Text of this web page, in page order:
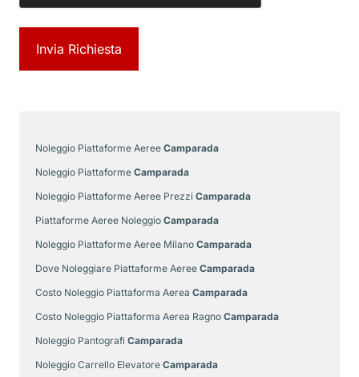
Noleggio Piattaforme Aeree Camparada
Noleggio Piattaforme Camparada
Noleggio Piattaforme Aeree Prezzi Camparada
Piattaforme Aeree Noleggio Camparada
Noleggio Piattaforme Aeree Milano Camparada
Dove Noleggiare Piattaforme Aeree Camparada
Costo Noleggio Piattaforma Aerea Camparada
Costo Noleggio Piattaforma Aerea Ragno Camparada
Noleggio Pantografi Camparada
Noleggio Carrello Elevatore Camparada